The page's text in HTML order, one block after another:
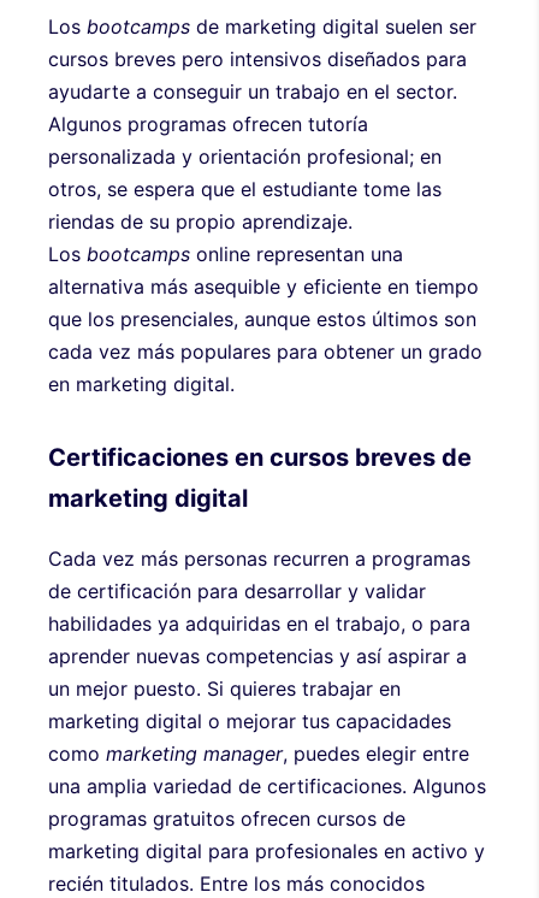
Los bootcamps de marketing digital suelen ser
cursos breves pero intensivos diseñados para
ayudarte a conseguir un trabajo en el sector.
Algunos programas ofrecen tutoría
personalizada y orientación profesional; en
otros, se espera que el estudiante tome las
riendas de su propio aprendizaje.
Los bootcamps online representan una
alternativa más asequible y eficiente en tiempo
que los presenciales, aunque estos últimos son
cada vez más populares para obtener un grado
en marketing digital.
Certificaciones en cursos breves de
marketing digital
Cada vez más personas recurren a programas
de certificación para desarrollar y validar
habilidades ya adquiridas en el trabajo, o para
aprender nuevas competencias y así aspirar a
un mejor puesto. Si quieres trabajar en
marketing digital o mejorar tus capacidades
como marketing manager, puedes elegir entre
una amplia variedad de certificaciones. Algunos
programas gratuitos ofrecen cursos de
marketing digital para profesionales en activo y
recién titulados. Entre los más conocidos